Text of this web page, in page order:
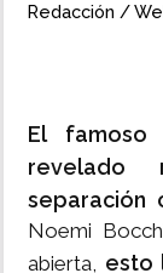
Redacción /
El famoso
revelado
separación
Noemi
abierta, esto